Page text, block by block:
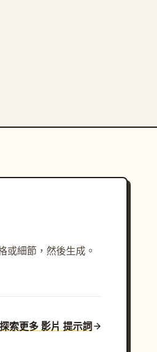
或細節，然後生成。
探索更多 影片 提示詞